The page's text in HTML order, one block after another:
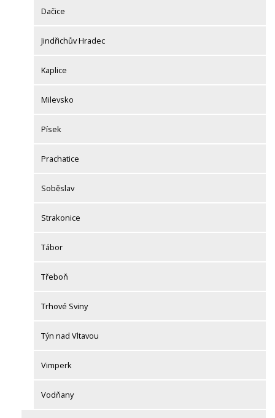
Dačice
Jindřichův Hradec
Kaplice
Milevsko
Písek
Prachatice
Soběslav
Strakonice
Tábor
Třeboň
Trhové Sviny
Týn nad Vltavou
Vimperk
Vodňany